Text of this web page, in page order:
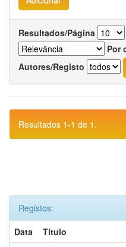
Resultados/Página
Por
Autores/Registo
Resultados 1-1 de 1.
Registos:
Data
Título